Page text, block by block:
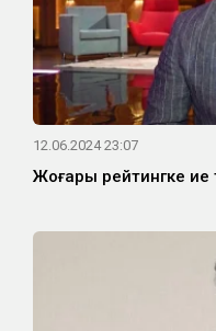
12.06.2024 23:07
Жоғары рейтингке